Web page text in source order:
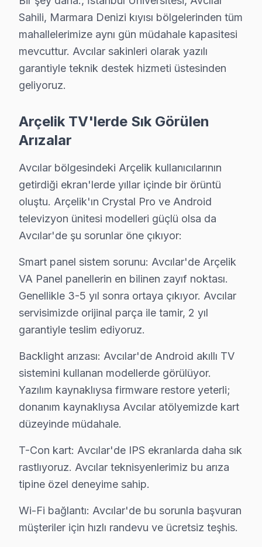
Avcılar bölgesinden gelen en sık 5 teknik sorun
İkinci sık karşılaşılan sorun ise "backlight arızası".
Üçüncü sorun, "anakart arızası". 65 inç Arçelik
Dördüncü sırada ise "güç kartı arızası" var. 43 inç
Son olarak, yazılım sorunları 58 inç Arçelik serisi
Arçelik Arızaları: Sahadan Gözlemler
Ambarlı'da Arçelik TV Servisi
Ambarlı Mahallesi, son yıllarda artan yeni yapı
Cihangir'de Arçelik TV Servisi
Cihangir Mahallesi, hem eski binaları hem de modern
Denizköşkler'de Arçelik TV Servisi
Denizköşkler Mahallesi'nde, daha çok yeni yapıların
Firuzköy'de Arçelik TV Servisi
Firuzköy, son dönemde yoğun bir gelişim yaşanan bir
Gümüşpala'da Arçelik TV Servisi
Gümüşpala Mahallesi'nde, özellikle eski binalarda
Mustafa Kemal Paşa'da Arçelik TV Servisi
Mustafa Kemal Paşa Mahallesi'nde, özellikle eski
Tahtakale Mahallesi, hem eski hem de yeni yapıların
Üniversite'de Arçelik TV Servisi
Üniversite Mahallesi, dinamik bir yaşam alanı
Sahili, Marmara Denizi kıyısı bölgelerinden tüm
mahallelerimize aynı gün müdahale kapasitesi
mevcuttur. Avcılar sakinleri olarak yazılı
garantiyle teknik destek hizmeti üstesinden
geliyoruz.
Arçelik TV'lerde Sık Görülen
Arızalar
Avcılar bölgesindeki Arçelik kullanıcılarının
getirdiği ekran'lerde yıllar içinde bir örüntü
oluştu. Arçelik'ın Crystal Pro ve Android
televizyon ünitesi modelleri güçlü olsa da
Avcılar'de şu sorunlar öne çıkıyor:
Smart panel sistem sorunu: Avcılar'de Arçelik
VA Panel panellerin en bilinen zayıf noktası.
Genellikle 3-5 yıl sonra ortaya çıkıyor. Avcılar
servisimizde orijinal parça ile tamir, 2 yıl
garantiyle teslim ediyoruz.
Backlight arızası: Avcılar'de Android akıllı TV
sistemini kullanan modellerde görülüyor.
Yazılım kaynaklıysa firmware restore yeterli;
donanım kaynaklıysa Avcılar atölyemizde kart
düzeyinde müdahale.
T-Con kart: Avcılar'de IPS ekranlarda daha sık
rastlıyoruz. Avcılar teknisyenlerimiz bu arıza
tipine özel deneyime sahip.
Wi-Fi bağlantı: Avcılar'de bu sorunla başvuran
müşteriler için hızlı randevu ve ücretsiz teşhis.